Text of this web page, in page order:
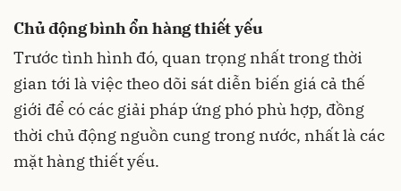
Chủ động bình ổn hàng thiết yếu
Trước tình hình đó, quan trọng nhất trong thời
gian tới là việc theo dõi sát diễn biến giá cả thế
giới để có các giải pháp ứng phó phù hợp, đồng
thời chủ động nguồn cung trong nước, nhất là các
mặt hàng thiết yếu.